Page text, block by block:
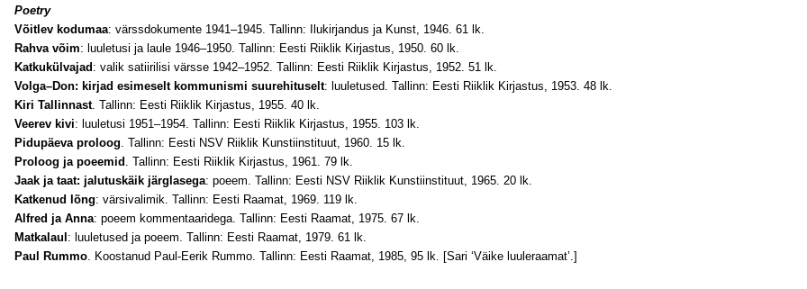
Poetry
Võitlev kodumaa: värssdokumente 1941–1945. Tallinn: Ilukirjandus ja Kunst, 1946. 61 lk.
Rahva võim: luuletusi ja laule 1946–1950. Tallinn: Eesti Riiklik Kirjastus, 1950. 60 lk.
Katkukülvajad : valik satiirilisi värsse 1942–1952. Tallinn: Eesti Riiklik Kirjastus, 1952. 51 lk.
Volga–Don: kirjad esimeselt kommunismi suurehituselt: luuletused. Tallinn: Eesti Riiklik Kirjastus, 1953. 48 lk.
Kiri Tallinnast. Tallinn: Eesti Riiklik Kirjastus, 1955. 40 lk.
Veerev kivi: luuletusi 1951–1954. Tallinn: Eesti Riiklik Kirjastus, 1955. 103 lk.
Pidupäeva proloog. Tallinn: Eesti NSV Riiklik Kunstiinstituut, 1960. 15 lk.
Proloog ja poeemid . Tallinn: Eesti Riiklik Kirjastus, 1961. 79 lk.
Jaak ja taat: jalutuskäik järglasega: poeem. Tallinn: Eesti NSV Riiklik Kunstiinstituut, 1965. 20 lk.
Katkenud lõng: värsivalimik. Tallinn: Eesti Raamat, 1969. 119 lk.
Alfred ja Anna: poeem kommentaaridega. Tallinn: Eesti Raamat, 1975. 67 lk.
Matkalaul : luuletused ja poeem. Tallinn: Eesti Raamat, 1979. 61 lk.
Paul Rummo. Koostanud Paul-Eerik Rummo. Tallinn: Eesti Raamat, 1985, 95 lk. [Sari ‘Väike luuleraamat’.]